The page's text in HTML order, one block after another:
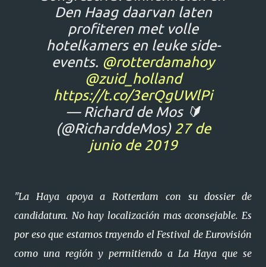
Den Haag daarvan laten
profiteren met volle
hotelkamers en leuke side-
events. @rotterdamahoy
@zuid_holland
https://t.co/3erQgUWlPi
— Richard de Mos 🔰
(@RicharddeMos) 27 de
junio de 2019
"La Haya apoya a Rotterdam con su dossier de
candidatura. No hay localización mas aconsejable. Es
por eso que estamos trayendo el Festival de Eurovisión
como una región y permitiendo a La Haya que se